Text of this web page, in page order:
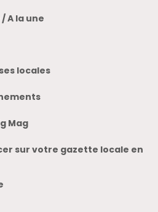
A la une
locales
Mag
sur votre gazette locale en